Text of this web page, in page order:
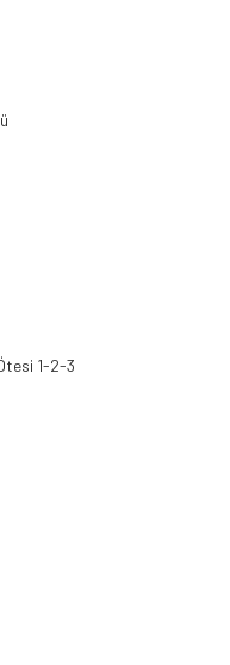
1-2-3